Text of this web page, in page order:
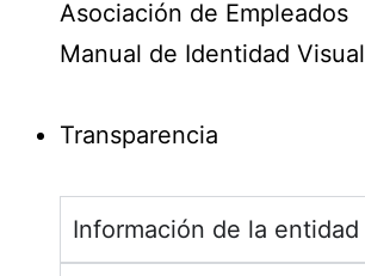
Asociación de Empleados
Manual de Identidad Visual
Transparencia
Información de la entidad